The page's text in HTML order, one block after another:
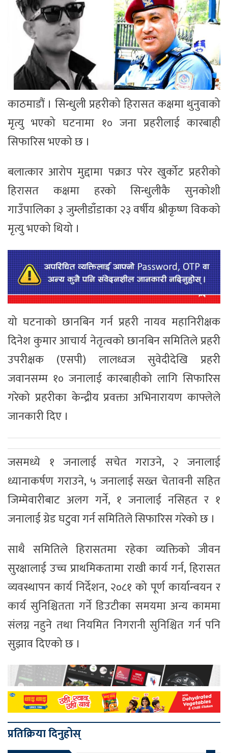
काठमाडौं । सिन्धुली प्रहरीको हिरासत कक्षमा थुनुवाको
मृत्यु भएको घटनामा १० जना प्रहरीलाई कारबाही
सिफारिस भएको छ ।
बलात्कार आरोप मुद्दामा पक्राउ परेर खुर्कोट प्रहरीको
हिरासत कक्षमा हरको सिन्धुलीकै सुनकोशी
गाउँपालिका ३ जुम्लीडाँडाका २३ वर्षीय श्रीकृष्ण विकको
मृत्यु भएको थियो ।
यो घटनाको छानबिन गर्न प्रहरी नायव महानिरीक्षक
दिनेश कुमार आचार्य नेतृत्वको छानबिन समितिले प्रहरी
उपरीक्षक (एसपी) लालध्वज सुवेदीदेखि प्रहरी
जवानसम्म १० जनालाई कारबाहीको लागि सिफारिस
गरेको प्रहरीका केन्द्रीय प्रवक्ता अभिनारायण काफ्लेले
जानकारी दिए ।
जसमध्ये १ जनालाई सचेत गराउने, २ जनालाई
ध्यानाकर्षण गराउने, ५ जनालाई सख्त चेतावनी सहित
जिम्मेवारीबाट अलग गर्ने, १ जनालाई नसिहत र १
जनालाई ग्रेड घटुवा गर्न समितिले सिफारिस गरेको छ ।
साथै समितिले हिरासतमा रहेका व्यक्तिको जीवन
सुरक्षालाई उच्च प्राथमिकतामा राखी कार्य गर्न, हिरासत
व्यवस्थापन कार्य निर्देशन, २०८१ को पूर्ण कार्यान्वयन र
कार्य सुनिश्चितता गर्ने डिउटीका समयमा अन्य काममा
संलग्न नहुने तथा नियमित निगरानी सुनिश्चित गर्न पनि
सुझाव दिएको छ ।
प्रतिक्रिया दिनुहोस्